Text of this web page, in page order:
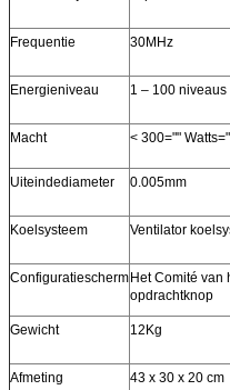
Frequentie 30MHz
Energieniveau 1 – 100 niveaus
Macht < 300=""
Uiteindediameter 0.005mm
Koelsysteem Ventilator
ConfiguratieschermHet Comité van
opdrachtknop
Gewicht 12Kg
Afmeting 43 x 30 x 20 cm